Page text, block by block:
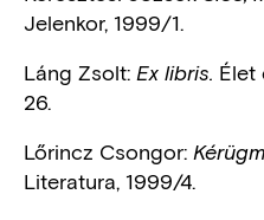
Jelenkor, 1999/1.
Láng Zsolt: Ex libris. Élet
26.
Lőrincz Csongor:
Literatura, 1999/4.